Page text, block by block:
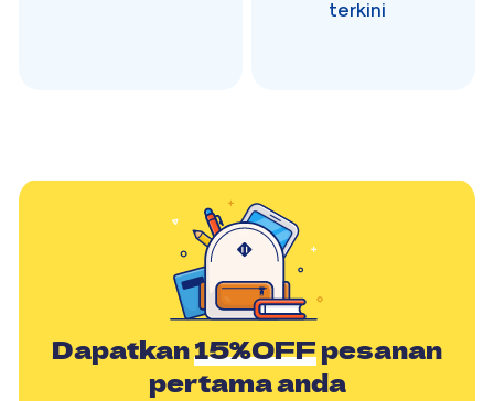
terkini
Dapatkan15%OFFpesanan
pertama anda